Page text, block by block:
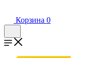
Корзина 0